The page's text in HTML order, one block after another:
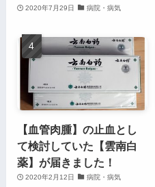
2020年7月29日 病院・病気
【血管肉腫】の止血とし
て検討していた【雲南白
薬】が届きました！
2020年2月12日 病院・病気